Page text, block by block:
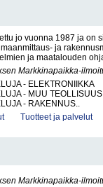
jo vuonna 1987 ja on
ja
ja maatalouden
Markkinapaikka-
- ELEKTRONIIKKA
- MUU TEOLLISUUS
- RAKENNUS..
Tuotteet ja palvelut
Markkinapaikka-